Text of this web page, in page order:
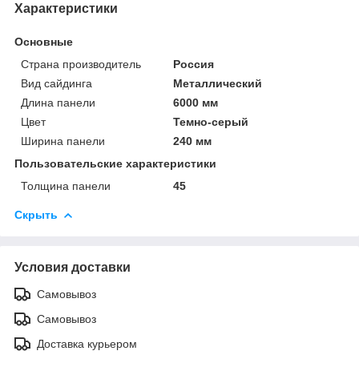
Характеристики
Основные
Страна производитель
Россия
Вид сайдинга
Металлический
Длина панели
6000 мм
Цвет
Темно-серый
Ширина панели
240 мм
Пользовательские характеристики
Толщина панели
45
Скрыть
Условия доставки
Самовывоз
Самовывоз
Доставка курьером